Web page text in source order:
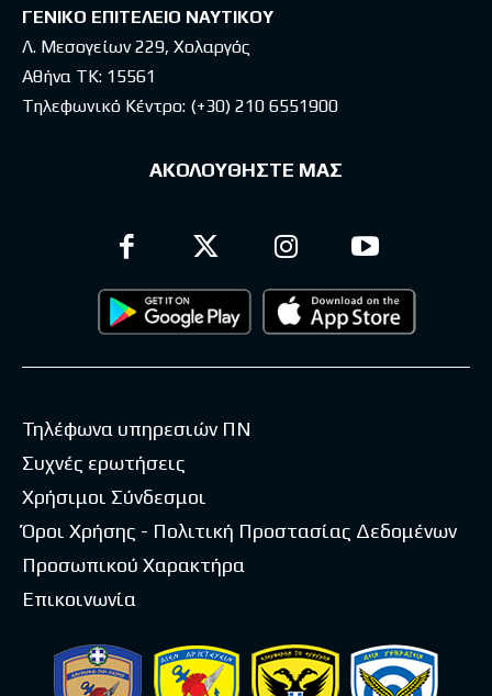
ΓΕΝΙΚΟ ΕΠΙΤΕΛΕΙΟ ΝΑΥΤΙΚΟΥ
Λ. Μεσογείων 229, Χολαργός
Αθήνα ΤΚ: 15561
Τηλεφωνικό Κέντρο: (+30) 210 6551900
ΑΚΟΛΟΥΘΗΣΤΕ ΜΑΣ
Τηλέφωνα υπηρεσιών ΠΝ
Συχνές ερωτήσεις
Χρήσιμοι Σύνδεσμοι
Όροι Χρήσης - Πολιτική Προστασίας Δεδομένων
Προσωπικού Χαρακτήρα
Επικοινωνία